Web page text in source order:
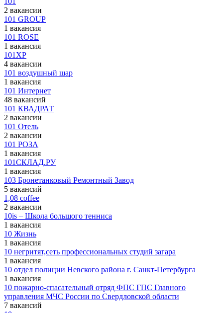
2 вакансии
101 GROUP
1 вакансия
101 ROSE
1 вакансия
101XP
4 вакансии
101 воздушный шар
1 вакансия
101 Интернет
48 вакансий
101 КВАДРАТ
2 вакансии
101 Отель
2 вакансии
101 РОЗА
1 вакансия
101СКЛАД.РУ
1 вакансия
103 Бронетанковый Ремонтный Завод
5 вакансий
1,08 coffee
2 вакансии
10is – Школа большого тенниса
1 вакансия
10 Жизнь
1 вакансия
10 негритят,сеть профессиональных студий загара
1 вакансия
10 отдел полиции Невского района г. Санкт-Петербурга
1 вакансия
10 пожарно-спасательный отряд ФПС ГПС Главного
управления МЧС России по Свердловской области
7 вакансий